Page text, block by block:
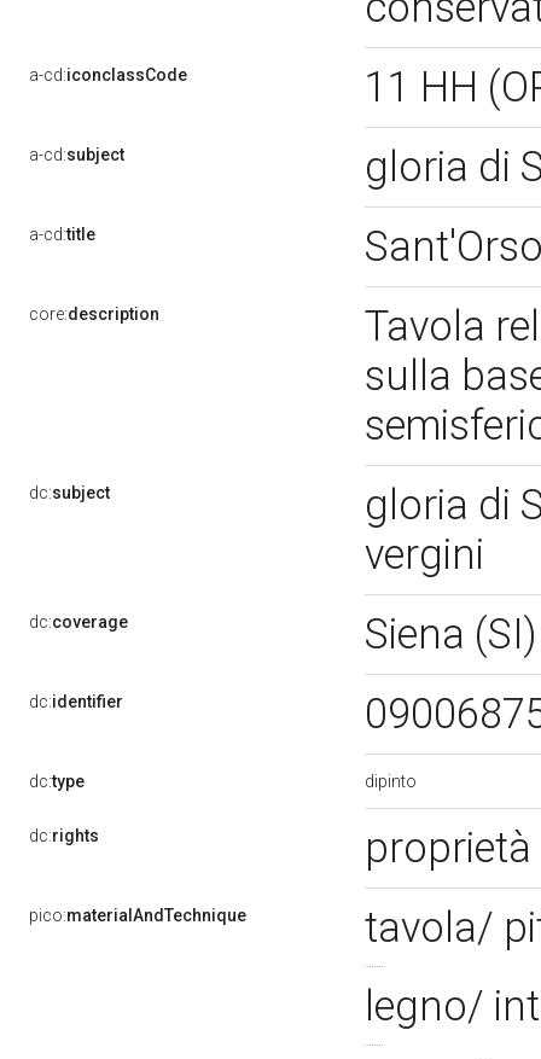
a-cd:iconclassCode 11 HH
a-cd:subject gloria di
a-cd:title
core:description
Tavola
sulla
dc:subject
gloria di
vergini
dc:coverage Siena
dc:identifier
dc:type dipinto
dc:rights
pico:materialAndTechnique
tavola/
legno/